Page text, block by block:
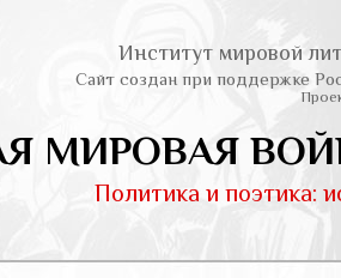
Институт мировой
Сайт создан при поддержке
МИРОВАЯ
Политика и поэтика: